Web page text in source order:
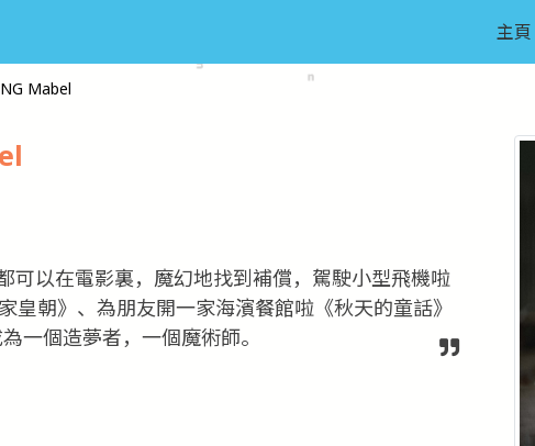
主頁
Mabel
可以在電影裏，魔幻地找到補償，駕駛小型飛機啦
皇朝》、為朋友開一家海濱餐館啦《秋天的童話》
個造夢者，一個魔術師。